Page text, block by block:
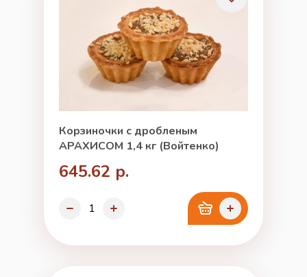
Корзиночки с дробленым
АРАХИСОМ 1,4 кг (Войтенко)
645.62 р.